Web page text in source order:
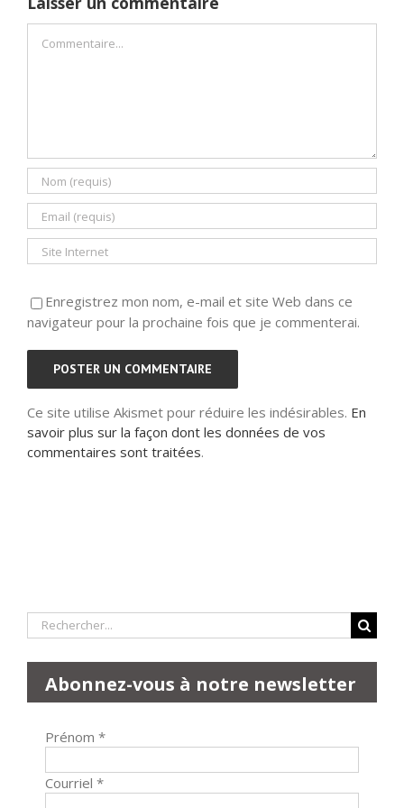
Enregistrez mon nom, e-mail et site Web dans ce
navigateur pour la prochaine fois que je commenterai.
Ce site utilise Akismet pour réduire les indésirables. En
savoir plus sur la façon dont les données de vos
commentaires sont traitées.
Rechercher:
Abonnez-vous à notre newsletter
Prénom *
Courriel *